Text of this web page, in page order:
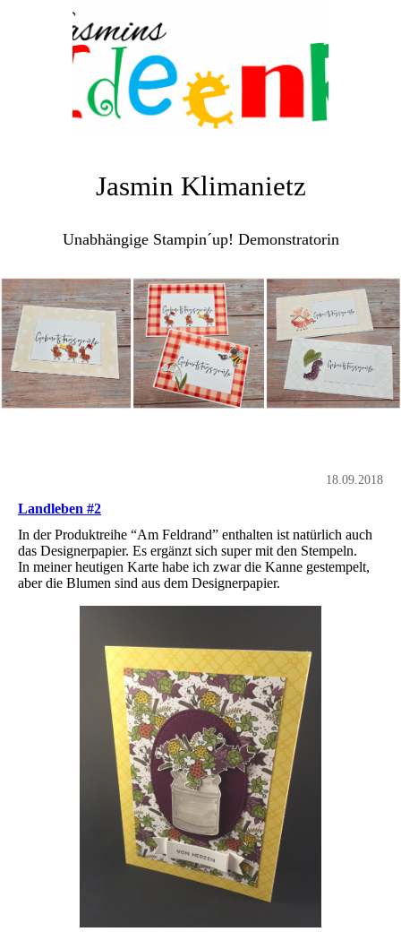
Jasmin Klimanietz
Unabhängige Stampin´up! Demonstratorin
18.09.2018
Landleben #2
In der Produktreihe “Am Feldrand” enthalten ist natürlich auch
das Designerpapier. Es ergänzt sich super mit den Stempeln.
In meiner heutigen Karte habe ich zwar die Kanne gestempelt,
aber die Blumen sind aus dem Designerpapier.